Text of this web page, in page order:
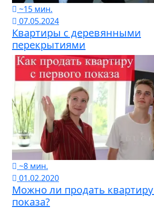
~15 мин.
07.05.2024
Квартиры с деревянными
перекрытиями
~8 мин.
01.02.2020
Можно ли продать квартиру
показа?